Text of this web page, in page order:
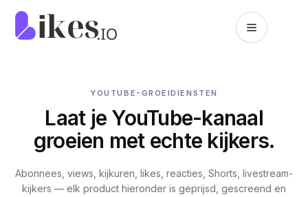
Naar inhoud springen
YOUTUBE-GROEIDIENSTEN
Laat je YouTube-kanaal
groeien met echte kijkers.
Abonnees, views, kijkuren, likes, reacties, Shorts, livestream-
kijkers — elk product hieronder is geprijsd, gescreend en